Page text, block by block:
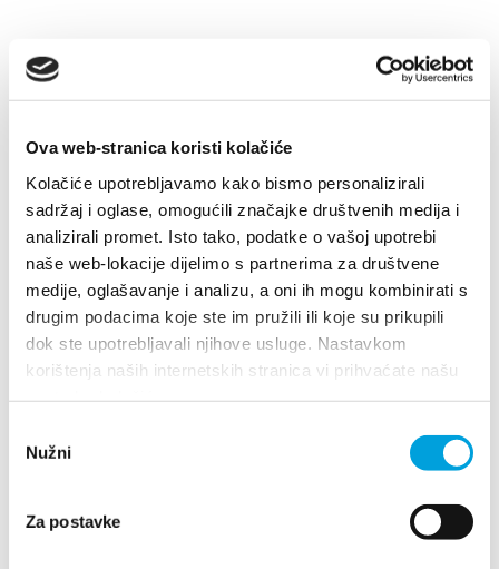
Ova web-stranica koristi kolačiće
Kolačiće upotrebljavamo kako bismo personalizirali
sadržaj i oglase, omogućili značajke društvenih medija i
analizirali promet. Isto tako, podatke o vašoj upotrebi
naše web-lokacije dijelimo s partnerima za društvene
medije, oglašavanje i analizu, a oni ih mogu kombinirati s
drugim podacima koje ste im pružili ili koje su prikupili
dok ste upotrebljavali njihove usluge. Nastavkom
korištenja naših internetskih stranica vi prihvaćate našu
pristanka
Nužni
Za postavke
+385 21 227 933
info@kastela-info.hr
Villa Nika, Kamberovo šetalište 30,
21216 Kaštel Stari, Hrvatska
Indicazioni
Festival dei fiori di Kaštela
LEGGI DI PIÙ